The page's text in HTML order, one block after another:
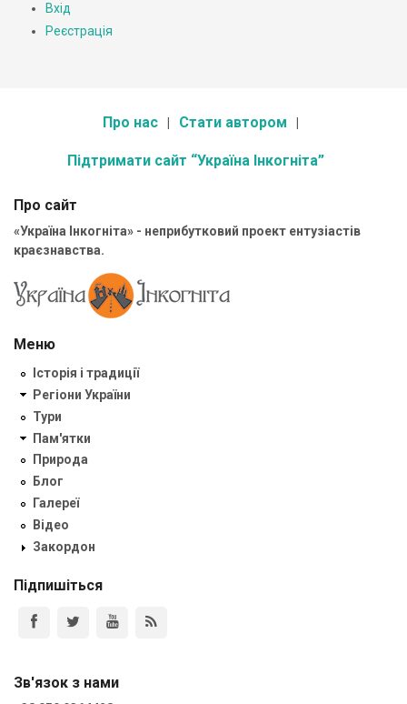
Вхід
Реєстрація
Про нас Стати автором
Підтримати сайт “Україна Інкогніта”
Про сайт
«Україна Інкогніта» - неприбутковий проект ентузіастів
краєзнавства.
Меню
Історія і традиції
Регіони України
Тури
Пам'ятки
Природа
Блог
Галереї
Відео
Закордон
Підпишіться
Зв'язок з нами